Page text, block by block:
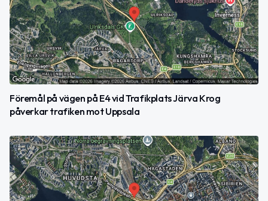
Föremål på vägen på E4 vid Trafikplats Järva Krog
påverkar trafiken mot Uppsala